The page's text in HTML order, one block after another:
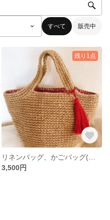
すべて 販売中
残り1点
3,500円